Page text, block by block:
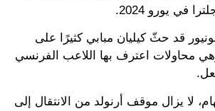
في يورو 2024.
قد حثّ كيليان مبابي كثيرًا على
وهي محاولات اعترف بها اللاعب الفرنسي
لا يزال موقف أرنولد من الانتقال إلى